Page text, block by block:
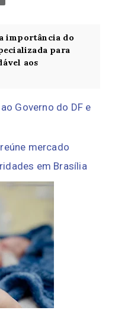
importância do
para
aos
Governo do DF e
mercado
em Brasília